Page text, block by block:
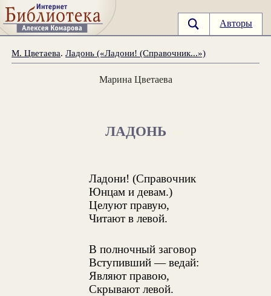
Авторы
М. Цветаева.Ладонь («Ладони! (Справочник...»)
Марина Цветаева
ЛАДОНЬ
Ладони! (Справочник
Юнцам и девам.)
Целуют правую,
Читают в левой.
В полночный заговор
Вступивший — ведай:
Являют правою,
Скрывают левой.